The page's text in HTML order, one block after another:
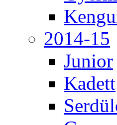
2014-15
Junior
Kadett